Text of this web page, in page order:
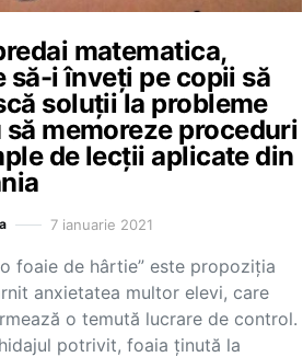
matematica,
să-i înveți pe copii să
soluții la probleme
să memoreze proceduri
de lecții aplicate din
7 ianuarie 2021
foaie de hârtie” este propoziția
anxietatea multor elevi, care
o temută lucrare de control.
potrivit, foaia ținută la